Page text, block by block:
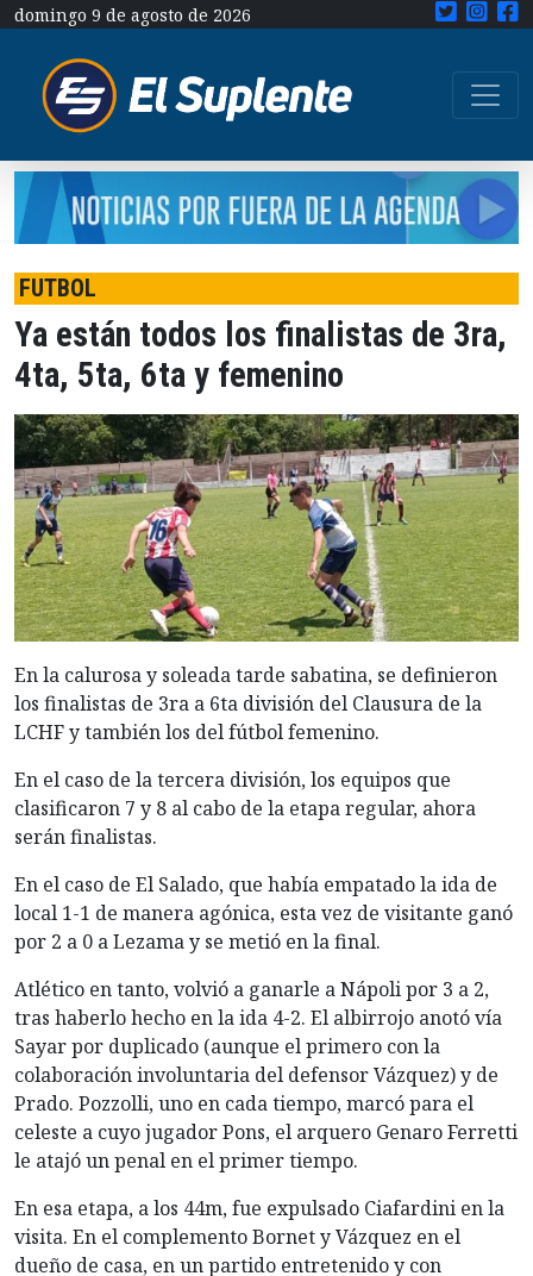
domingo 9 de agosto de 2026
FUTBOL
Ya están todos los finalistas de 3ra,
4ta, 5ta, 6ta y femenino
En la calurosa y soleada tarde sabatina, se definieron
los finalistas de 3ra a 6ta división del Clausura de la
LCHF y también los del fútbol femenino.
En el caso de la tercera división, los equipos que
clasificaron 7 y 8 al cabo de la etapa regular, ahora
serán finalistas.
En el caso de El Salado, que había empatado la ida de
local 1-1 de manera agónica, esta vez de visitante ganó
por 2 a 0 a Lezama y se metió en la final.
Atlético en tanto, volvió a ganarle a Nápoli por 3 a 2,
tras haberlo hecho en la ida 4-2. El albirrojo anotó vía
Sayar por duplicado (aunque el primero con la
colaboración involuntaria del defensor Vázquez) y de
Prado. Pozzolli, uno en cada tiempo, marcó para el
celeste a cuyo jugador Pons, el arquero Genaro Ferretti
le atajó un penal en el primer tiempo.
En esa etapa, a los 44m, fue expulsado Ciafardini en la
visita. En el complemento Bornet y Vázquez en el
dueño de casa, en un partido entretenido y con